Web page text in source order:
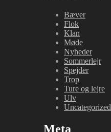
Bæver
Flok
Klan
Møde
Nyheder
Sommerlejr
Spejder
Trop
Ture og lejre
Ulv
Uncategorized
Meta